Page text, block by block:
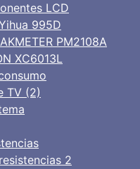
LCD
995D
PM2108A
XC6013L
TV (2)
2